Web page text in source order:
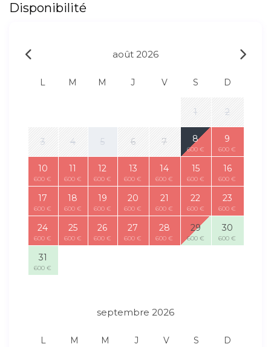
Disponibilité
août 2026
L M M J V S D
1 2
3 4 5 6 7 8
600 €
9
600 €
10
600 €
11
600 €
12
600 €
13
600 €
14
600 €
15
600 €
16
600 €
17
600 €
18
600 €
19
600 €
20
600 €
21
600 €
22
600 €
23
600 €
24
600 €
25
600 €
26
600 €
27
600 €
28
600 €
29
600 €
30
600 €
31
600 €
septembre 2026
L M M J V S D